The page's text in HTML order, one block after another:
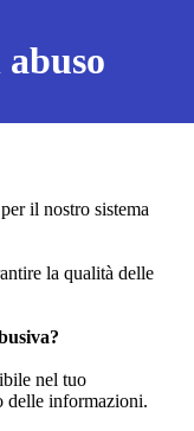
il nostro sistema
la qualità delle
nel tuo
delle informazioni.